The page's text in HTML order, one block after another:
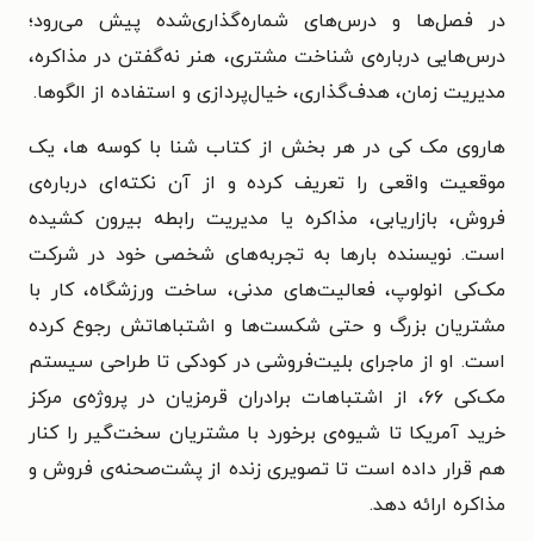
در فصل‌ها و درس‌های شماره‌گذاری‌شده پیش می‌رود؛
درس‌هایی درباره‌ی شناخت مشتری، هنر نه‌گفتن در مذاکره،
مدیریت زمان، هدف‌گذاری، خیال‌پردازی و استفاده از الگوها.
هاروی مک‌ کی در هر بخش از کتاب شنا با کوسه‌ ها،یک
موقعیت واقعی را تعریف کرده و از آن نکته‌ای درباره‌ی
فروش، بازاریابی، مذاکره یا مدیریت رابطه بیرون کشیده
است. نویسنده بارها به تجربه‌های شخصی خود در شرکت
مک‌کی انولوپ، فعالیت‌های مدنی، ساخت ورزشگاه، کار با
مشتریان بزرگ و حتی شکست‌ها و اشتباهاتش رجوع کرده
است. او از ماجرای بلیت‌فروشی در کودکی تا طراحی سیستم
مک‌کی ۶۶، از اشتباهات برادران قرمزیان در پروژه‌ی مرکز
خرید آمریکا تا شیوه‌ی برخورد با مشتریان سخت‌گیر را کنار
هم قرار داده است تا تصویری زنده از پشت‌صحنه‌ی فروش و
مذاکره ارائه دهد.